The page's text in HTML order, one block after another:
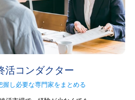
活コンダクター
握し必要な専門家をまとめる